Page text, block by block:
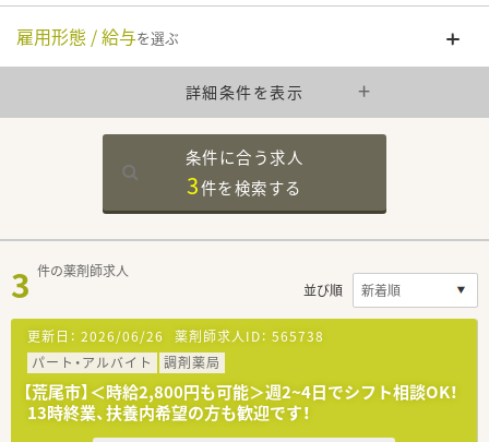
雇用形態 / 給与を選ぶ
詳細条件を表示
条件に合う求人
3件を検索する
3 件の薬剤師求人
並び順
更新日： 2026/06/26 薬剤師求人ID： 565738
パート・アルバイト
調剤薬局
【荒尾市】＜時給2,800円も可能＞週2~4日でシフト相談OK！
13時終業、扶養内希望の方も歓迎です！